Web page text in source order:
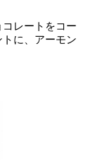
レートをコー
に、アーモン